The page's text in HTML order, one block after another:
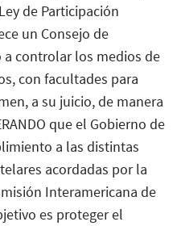
de Participación
un Consejo de
controlar los medios de
con facultades para
a su juicio, de manera
que el Gobierno de
a las distintas
acordadas por la
Interamericana de
es proteger el